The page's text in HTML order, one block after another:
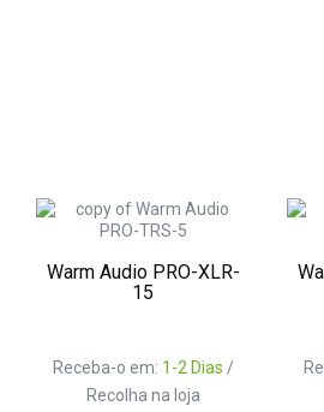
Warm Audio PRO-XLR-
15
Receba-o em: 1-2 Dias /
Recolha na loja